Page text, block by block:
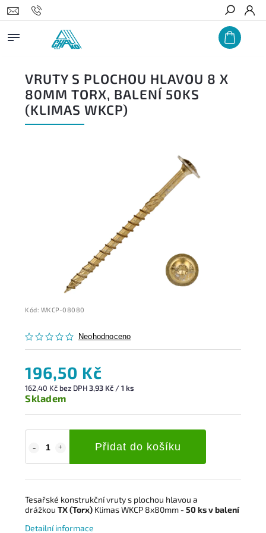
Hledat
VRUTY S PLOCHOU HLAVOU 8 X
80MM TORX, BALENÍ 50KS
(KLIMAS WKCP)
Kód: WKCP-08080
Neohodnoceno
196,50 Kč
162,40 Kč bez DPH3,93 Kč / 1 ks
Skladem
Přidat do košíku
Tesařské konstrukční vruty s plochou hlavou a
drážkou TX (Torx) Klimas WKCP 8x80mm- 50 ks v balení
Detailní informace